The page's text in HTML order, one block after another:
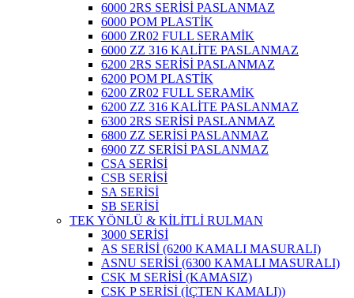
6000 2RS SERİSİ PASLANMAZ
6000 POM PLASTİK
6000 ZR02 FULL SERAMİK
6000 ZZ 316 KALİTE PASLANMAZ
6200 2RS SERİSİ PASLANMAZ
6200 POM PLASTİK
6200 ZR02 FULL SERAMİK
6200 ZZ 316 KALİTE PASLANMAZ
6300 2RS SERİSİ PASLANMAZ
6800 ZZ SERİSİ PASLANMAZ
6900 ZZ SERİSİ PASLANMAZ
CSA SERİSİ
CSB SERİSİ
SA SERİSİ
SB SERİSİ
TEK YÖNLÜ & KİLİTLİ RULMAN
3000 SERİSİ
AS SERİSİ (6200 KAMALI MASURALI)
ASNU SERİSİ (6300 KAMALI MASURALI)
CSK M SERİSİ (KAMASIZ)
CSK P SERİSİ (İÇTEN KAMALI))